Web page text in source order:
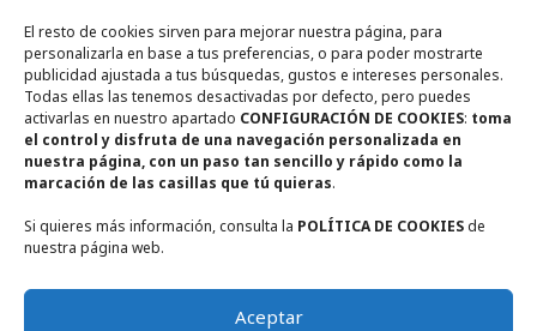
El resto de cookies sirven para mejorar nuestra página, para
personalizarla en base a tus preferencias, o para poder mostrarte
publicidad ajustada a tus búsquedas, gustos e intereses personales.
Todas ellas las tenemos desactivadas por defecto, pero puedes
activarlas en nuestro apartado CONFIGURACIÓN DE COOKIES: toma
el control y disfruta de una navegación personalizada en
nuestra página, con un paso tan sencillo y rápido como la
marcación de las casillas que tú quieras.
Si quieres más información, consulta la POLÍTICA DE COOKIESde
nuestra página web.
Aceptar
+ 34 655948356
casaruralmiradorderuidera@gmail.com